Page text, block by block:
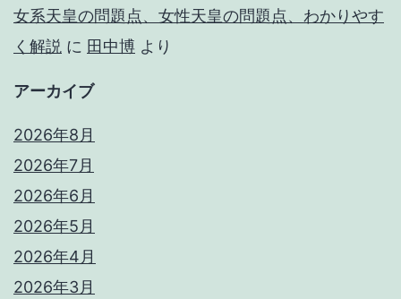
女系天皇の問題点、女性天皇の問題点、わかりやす
く解説 に 田中博 より
アーカイブ
2026年8月
2026年7月
2026年6月
2026年5月
2026年4月
2026年3月